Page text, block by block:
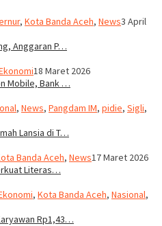
, Kota Banda Aceh, News3 April
Anggaran P…
18 Maret 2026
Mobile, Bank …
, News, Pangdam IM, pidie, Sigli,
Lansia di T…
Banda Aceh, News17 Maret 2026
Literas…
, Kota Banda Aceh, Nasional,
Rp1,43…